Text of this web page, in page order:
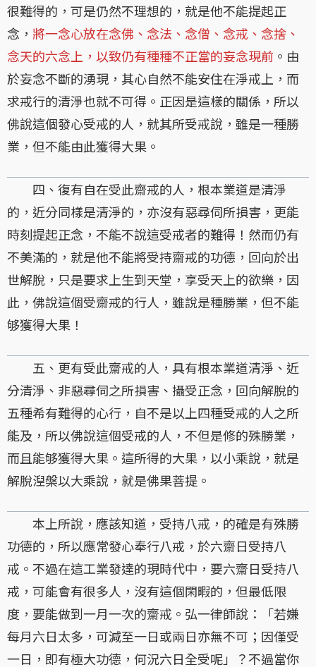
很難得的，可是仍然不理想的，就是他不能提起正
念， 將一念心放在念佛、念法、念僧、念戒、念捨、
念天的六念上，以致仍有種種不正當的妄念現前 。由
於妄念不斷的湧現，其心自然不能安住在淨戒上，而
求戒行的清淨也就不可得。正因是這樣的關係，所以
佛說這個發心受戒的人，就其所受戒說，雖是一種勝
業，但不能由此獲得大果。
四、復有自在受此齋戒的人，根本業道是清淨
的，近分同樣是清淨的，亦沒有惡尋伺所損害，更能
時刻提起正念，不能不說這受戒者的難得！然而仍有
不美滿的，就是他不能將受持齋戒的功德，回向於出
世解脫，只是要求上生到天堂，享受天上的欲樂，因
此，佛說這個受齋戒的行人，雖說是種勝業，但不能
够獲得大果！
五、更有受此齋戒的人，具有根本業道清淨、近
分清淨、非惡尋伺之所損害、攝受正念，回向解脫的
五種希有難得的心行，自不是以上四種受戒的人之所
能及，所以佛說這個受戒的人，不但是修的殊勝業，
而且能够獲得大果。這所得的大果，以小乘說，就是
解脫湼槃以大乘說，就是佛果菩提。
本上所說，應該知道，受持八戒，的確是有殊勝
功德的，所以應常發心奉行八戒，於六齋日受持八
戒。不過在這工業發達的現時代中，要六齋日受持八
戒，可能會有很多人，沒有這個閑暇的，但最低限
度，要能做到一月一次的齋戒。弘一律師說：「若嫌
每月六日太多，可減至一日或兩日亦無不可；因僅受
一日，即有極大功德，何況六日全受呢」？不過當你